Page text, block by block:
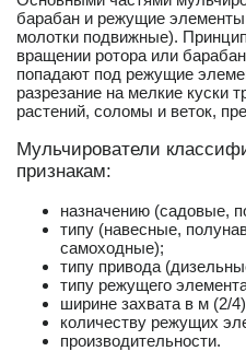
барабан и режущие
молотки подвижные).
вращении ротора или
попадают под режущие
разрезание на мелкие куски
растений, соломы и веток,
Мульчирователи
признакам:
назначению (садовые,
типу (навесные,
самоходные);
типу привода
типу режущего
ширине захвата в м (2/
количеству режущих
производительности.